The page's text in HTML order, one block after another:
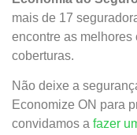
mais de 17
encontre as
coberturas.
Não deixe a
Economize ON para
convidamos a fazer